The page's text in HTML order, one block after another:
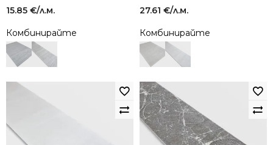
15.85 €/л.м.
Комбинирайте
27.61 €/л.м.
Комбинирайте